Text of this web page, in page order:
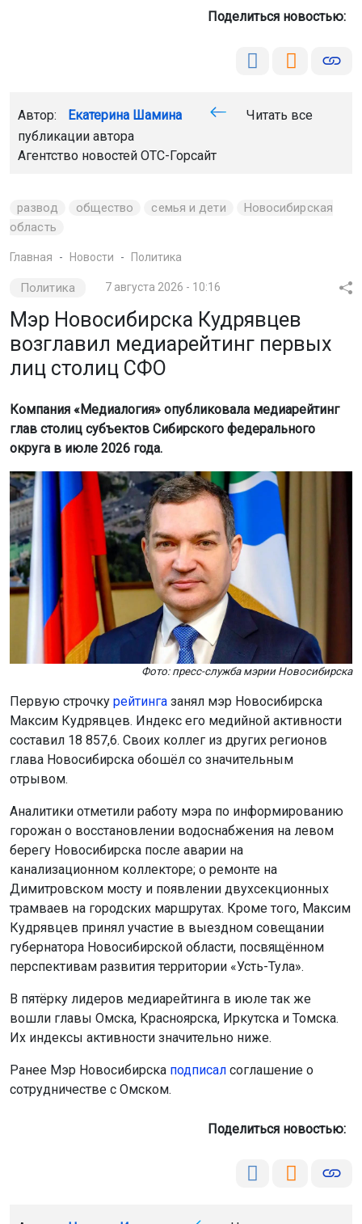
Поделиться новостью:
Автор: Екатерина Шамина
Читать все
публикации автора
Агентство новостей ОТС-Горсайт
развод общество семья и дети
Новосибирская
область
Главная Новости Политика
Политика 7 августа 2026 - 10:16
Мэр Новосибирска Кудрявцев
возглавил медиарейтинг первых
лиц столиц СФО
Компания «Медиалогия» опубликовала медиарейтинг
глав столиц субъектов Сибирского федерального
округа в июле 2026 года.
Фото: пресс-служба мэрии Новосибирска
Первую строчку рейтинга занял мэр Новосибирска
Максим Кудрявцев. Индекс его медийной активности
составил 18 857,6. Своих коллег из других регионов
глава Новосибирска обошёл со значительным
отрывом.
Аналитики отметили работу мэра по информированию
горожан о восстановлении водоснабжения на левом
берегу Новосибирска после аварии на
канализационном коллекторе; о ремонте на
Димитровском мосту и появлении двухсекционных
трамваев на городских маршрутах. Кроме того, Максим
Кудрявцев принял участие в выездном совещании
губернатора Новосибирской области, посвящённом
перспективам развития территории «Усть-Тула».
В пятёрку лидеров медиарейтинга в июле так же
вошли главы Омска, Красноярска, Иркутска и Томска.
Их индексы активности значительно ниже.
Ранее Мэр Новосибирска подписал соглашение о
сотрудничестве с Омском.
Поделиться новостью: